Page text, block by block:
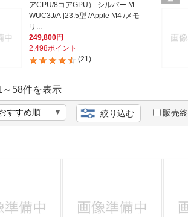
よくある質問・お問合せ
アCPU/8コアGPU） シルバー M
WUC3J/A [23.5型 /Apple M4 /メモ
リ...
249,800円
2,498ポイント
(21)
～58件を表示
絞り込む 販売